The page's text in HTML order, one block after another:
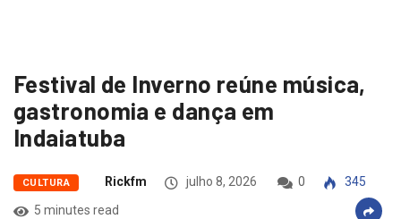
Festival de Inverno reúne música,
gastronomia e dança em
Indaiatuba
CULTURA Rickfm julho 8, 2026 0
345
5 minutes read